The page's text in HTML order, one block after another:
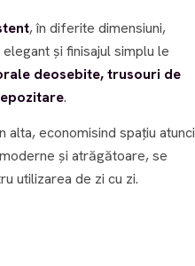
, în diferite dimensiuni,
și finisajul simplu le
deosebite, trusouri de
.
alta, economisind spațiu atunci
și atrăgătoare, se
utilizarea de zi cu zi.